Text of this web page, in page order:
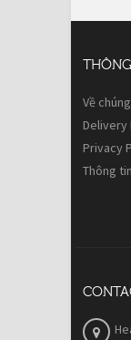
Về
Privacy
Thông